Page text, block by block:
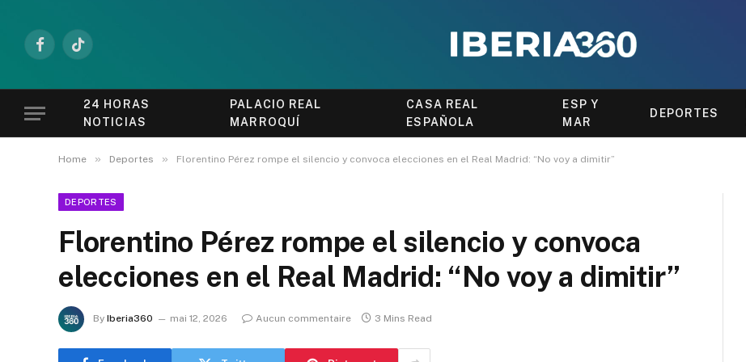
FacebookTikTok
24 HORAS
NOTICIAS
PALACIO REAL
MARROQUÍ
CASA REAL
ESPAÑOLA
ESP Y
MAR
DEPORTES
Home » Deportes » Florentino Pérez rompe el silencio y convoca elecciones en el Real Madrid: “No voy a dimitir”
DEPORTES
Florentino Pérez rompe el silencio y convoca
elecciones en el Real Madrid: “No voy a dimitir”
By Iberia360 mai 12, 2026 Aucun commentaire 3 Mins Read